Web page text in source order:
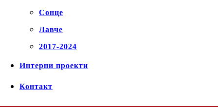
Сонце
Лавче
2017-2024
Интерни проекти
Контакт